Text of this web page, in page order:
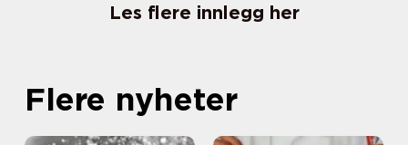
Les flere innlegg her
Flere nyheter